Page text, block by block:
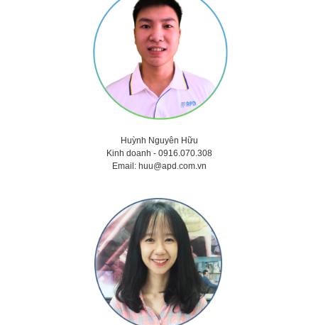
Huỳnh Nguyên Hữu
Kinh doanh - 0916.070.308
Email: huu@apd.com.vn